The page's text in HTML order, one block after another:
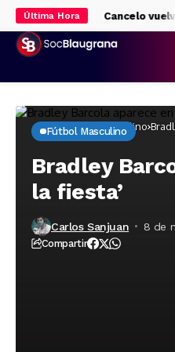
Última Hora
de Rodri Cancelo vuelve
Inicio Fútbol masculino
Fútbol Masculino
Bradley
la fiesta’
Carlos Sanjuan 8 de
Compartir